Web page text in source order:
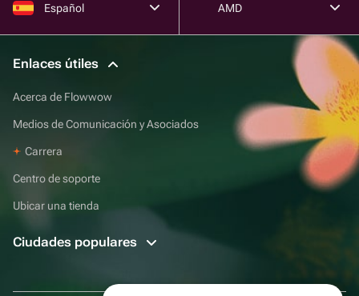
Español AMD
Enlaces útiles
Acerca de Flowwow
Medios de Comunicación y Asociados
Carrera
Centro de soporte
Ubicar una tienda
Ciudades populares